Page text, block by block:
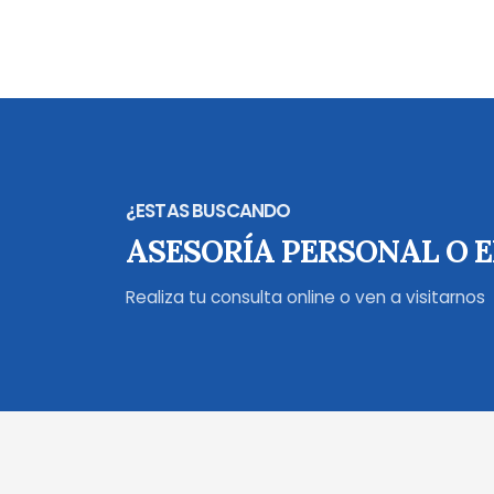
¿ESTAS BUSCANDO
ASESORÍA PERSONAL O
Realiza tu consulta online o ven a visitarnos